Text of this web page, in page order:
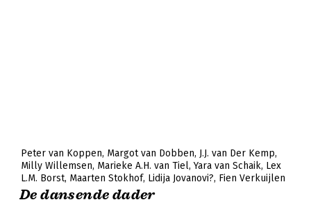
Peter van Koppen Margot van Dobben J.J. van Der Kemp
Milly Willemsen Marieke A.H. van Tiel Yara van Schaik Lex
L.M. Borst Maarten Stokhof Lidija Jovanovi? Fien Verkuijlen
De dansende dader